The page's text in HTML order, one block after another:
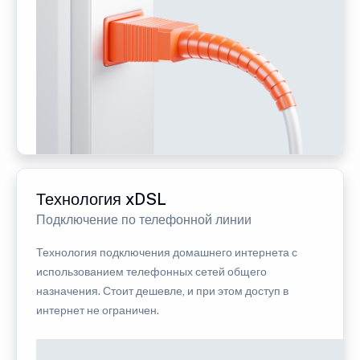
Технология xDSL
Подключение по телефонной линии
Технология подключения домашнего интернета с
использованием телефонных сетей общего
назначения. Стоит дешевле, и при этом доступ в
интернет не ограничен.